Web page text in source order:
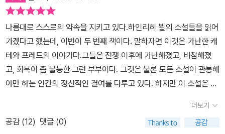
긍한다. 주택관리 위원회 회장으로 힘깨나 쓰는 프랑케 부인 때문에
아내와 아이들과 함께 지내지 못하고 부랑자 같은 거리생활을 하는
중이다. 전쟁이 끝나고 별별 일들이 벌어진다고 하는데, 노동자가 안
식할 곳이 없어 거리를 방황하는 게 확실히 정상이 아니라는 생각이
들었다. 무엇보다 보그너 씨의 그런 행동이 지속가능하지 않다는 점
에서 더더욱 그랬다. 자신이 한 달 동안 벌 수 있는 수입이 뻔한데, 그
렇게 지인들에게 빚을 지다가는 언젠가 결국 모두에게 외면당하는 상
황이 오지 않겠는가 말이다. 이미 다수의 지인들이 그의 방문을 두려
워하지 않았던가. 하긴 오죽 했으면 자신이 과외를 맡은 집에서 일하
나름대로 스스로의 약속을 지키고 있다.하인리히 뵐의 소설들을 읽어
가겠다고 했는데, 이번이 두 번째 책이다. 말하자면 이것은 가난한 캐
테와 프레드의 이야기다.그들은 전쟁 이후에 가난해졌고, 비참해졌
고, 회복이 좀 불능한 그런 부부이다. 그것은 물론 모든 소설이 관통해
야만 하는 인간의 정신적인 결여를 다루고 있다. 하지만 이 소설은 끊
인물의 정신적인 결여따위를 진중하게 고민하기보다는, 지켜보고 잊
어버리려고 한다고 해야겠다. 카페에서 커피를 마시고, 거리를 걷고,
더보기
공감 (12) 댓글 (0)